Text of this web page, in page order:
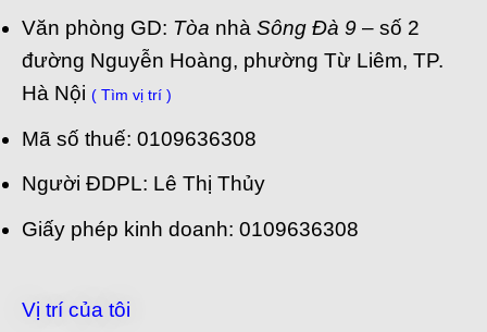
Văn phòng GD: Tòa nhà Sông Đà 9 – số 2
đường Nguyễn Hoàng, phường Từ Liêm, TP.
Hà Nội ( Tìm vị trí )
Mã số thuế: 0109636308
Người ĐDPL: Lê Thị Thủy
Giấy phép kinh doanh: 0109636308
Vị trí của tôi